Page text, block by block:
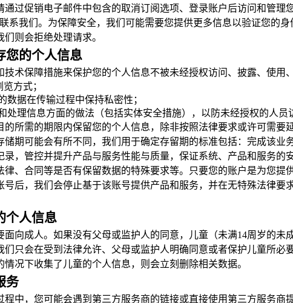
过促销电子邮件中包含的取消订阅选项、登录账户后访问和管理
系我们。为保障安全，我们可能需要您提供更多信息以验证您的
则会拒绝处理请求。
您的个人信息
术保障措施来保护您的个人信息不被未经授权访问、披露、使用
方式；
数据在传输过程中保持私密性；
处理信息方面的做法（包括实体安全措施），以防未经授权的人员
的所需的期限内保留您的个人信息，除非按照法律要求或许可需要
储期可能会有所不同，我们用于确定存留期的标准包括：完成该业
录，管控并提升产品与服务性能与质量，保证系统、产品和服务的
律、合同等是否有保留数据的特殊要求等。只要您的账户是为您
号后，我们会停止基于该账号提供产品和服务，并在无特殊法律要
个人信息
向成人。如果没有父母或监护人的同意，儿童（未满14周岁的未
们只会在受到法律允许、父母或监护人明确同意或者保护儿童所必
况下收集了儿童的个人信息，则会立刻删除相关数据。
务
程中，您可能会遇到第三方服务商的链接或直接使用第三方服务商